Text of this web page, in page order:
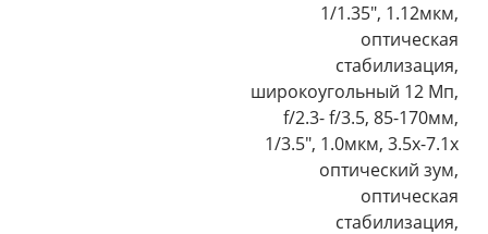
1/1.35", 1.12мкм,
оптическая
стабилизация,
широкоугольный 12 Мп,
f/2.3- f/3.5, 85-170мм,
1/3.5", 1.0мкм, 3.5x-7.1x
оптический зум,
оптическая
стабилизация,